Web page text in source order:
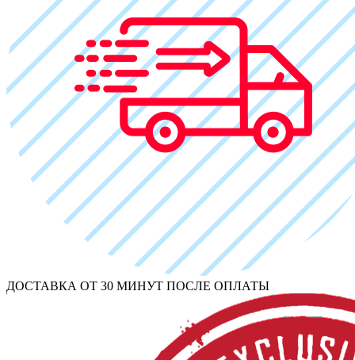
ДОСТАВКА ОТ 30 МИНУТ ПОСЛЕ ОПЛАТЫ